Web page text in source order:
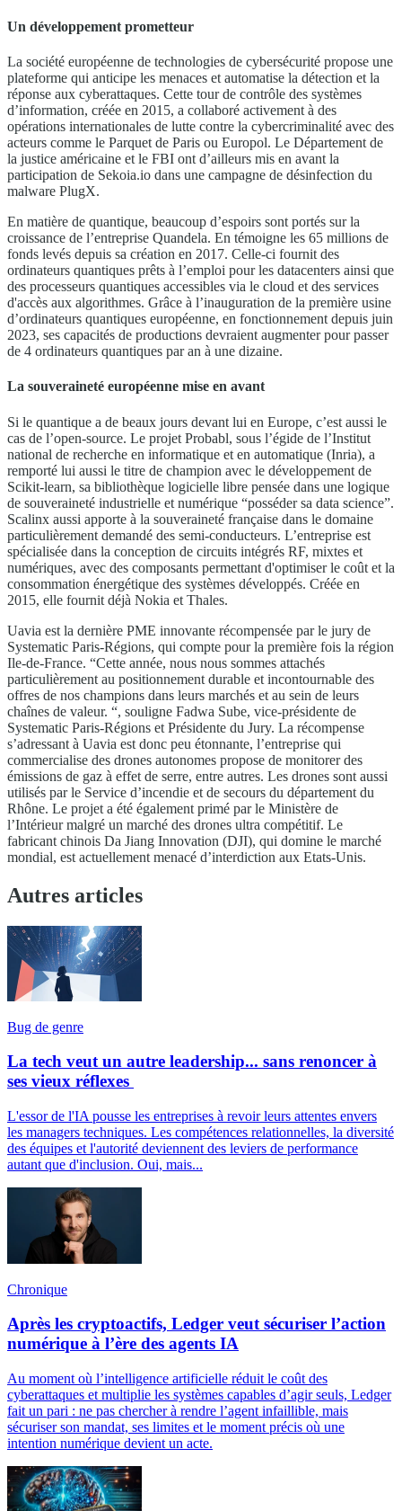
Un développement prometteur
La société européenne de technologies de cybersécurité propose une
plateforme qui anticipe les menaces et automatise la détection et la
réponse aux cyberattaques. Cette tour de contrôle des systèmes
d’information, créée en 2015, a collaboré activement à des
opérations internationales de lutte contre la cybercriminalité avec des
acteurs comme le Parquet de Paris ou Europol. Le Département de
la justice américaine et le FBI ont d’ailleurs mis en avant la
participation de Sekoia.io dans une campagne de désinfection du
malware PlugX.
En matière de quantique, beaucoup d’espoirs sont portés sur la
croissance de l’entreprise Quandela. En témoigne les 65 millions de
fonds levés depuis sa création en 2017. Celle-ci fournit des
ordinateurs quantiques prêts à l’emploi pour les datacenters ainsi que
des processeurs quantiques accessibles via le cloud et des services
d'accès aux algorithmes. Grâce à l’inauguration de la première usine
d’ordinateurs quantiques européenne, en fonctionnement depuis juin
2023, ses capacités de productions devraient augmenter pour passer
de 4 ordinateurs quantiques par an à une dizaine.
La souveraineté européenne mise en avant
Si le quantique a de beaux jours devant lui en Europe, c’est aussi le
cas de l’open-source. Le projet Probabl, sous l’égide de l’Institut
national de recherche en informatique et en automatique (Inria), a
remporté lui aussi le titre de champion avec le développement de
Scikit-learn, sa bibliothèque logicielle libre pensée dans une logique
de souveraineté industrielle et numérique “posséder sa data science”.
Scalinx aussi apporte à la souveraineté française dans le domaine
particulièrement demandé des semi-conducteurs. L’entreprise est
spécialisée dans la conception de circuits intégrés RF, mixtes et
numériques, avec des composants permettant d'optimiser le coût et la
consommation énergétique des systèmes développés. Créée en
2015, elle fournit déjà Nokia et Thales.
Uavia est la dernière PME innovante récompensée par le jury de
Systematic Paris-Régions, qui compte pour la première fois la région
Ile-de-France. “Cette année, nous nous sommes attachés
particulièrement au positionnement durable et incontournable des
offres de nos champions dans leurs marchés et au sein de leurs
chaînes de valeur. “, souligne Fadwa Sube, vice-présidente de
Systematic Paris-Régions et Présidente du Jury. La récompense
s’adressant à Uavia est donc peu étonnante, l’entreprise qui
commercialise des drones autonomes propose de monitorer des
émissions de gaz à effet de serre, entre autres. Les drones sont aussi
utilisés par le Service d’incendie et de secours du département du
Rhône. Le projet a été également primé par le Ministère de
l’Intérieur malgré un marché des drones ultra compétitif. Le
fabricant chinois Da Jiang Innovation (DJI), qui domine le marché
mondial, est actuellement menacé d’interdiction aux Etats-Unis.
Autres articles
Bug de genre
La tech veut un autre leadership... sans renoncer à
ses vieux réflexes
L'essor de l'IA pousse les entreprises à revoir leurs attentes envers
les managers techniques. Les compétences relationnelles, la diversité
des équipes et l'autorité deviennent des leviers de performance
autant que d'inclusion. Oui, mais...
Chronique
Après les cryptoactifs, Ledger veut sécuriser l’action
numérique à l’ère des agents IA
Au moment où l’intelligence artificielle réduit le coût des
cyberattaques et multiplie les systèmes capables d’agir seuls, Ledger
fait un pari : ne pas chercher à rendre l’agent infaillible, mais
sécuriser son mandat, ses limites et le moment précis où une
intention numérique devient un acte.